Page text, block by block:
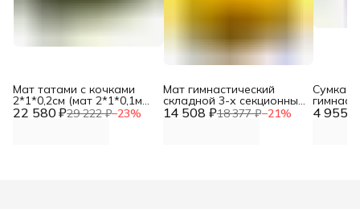
22 580 ₽29 222 ₽−23%
Мат татами с кочками
2*1*0,2см (мат 2*1*0,1м
полуцилиндр 14 508 ₽18 377 ₽−21%
Мат гимнастический
складной 3-х секционный
150*100*10 DNN 4 955 ₽
Сумка